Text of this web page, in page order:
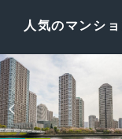
人気のマンシ